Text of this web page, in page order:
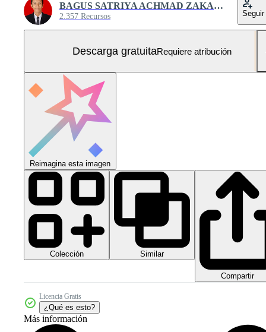
BAGUS SATRIYA ACHMAD ZAKARIA
2.357 Recursos Seguir
Descarga gratuitaRequiere atribución
Reimagina esta imagen
Colección Similar
Compartir
Licencia Gratis
¿Qué es esto?
Más información